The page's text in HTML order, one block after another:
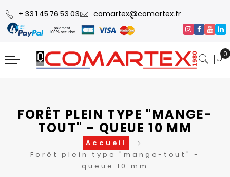
+ 33 1 45 76 53 03 comartex@comartex.fr
0
FORÊT PLEIN TYPE "MANGE-
TOUT" - QUEUE 10 MM
Accueil
Forêt plein type "mange-tout" -
queue 10 mm